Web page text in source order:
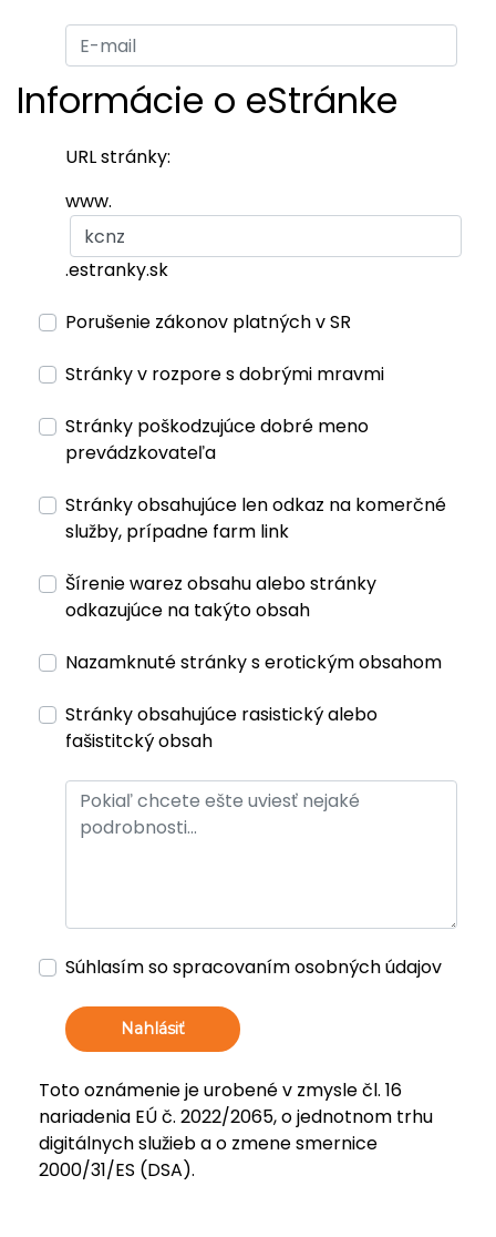
Informácie o eStránke
URL stránky:
www.
.estranky.sk
Porušenie zákonov platných v SR
Stránky v rozpore s dobrými mravmi
Stránky poškodzujúce dobré meno
prevádzkovateľa
Stránky obsahujúce len odkaz na komerčné
služby, prípadne farm link
Šírenie warez obsahu alebo stránky
odkazujúce na takýto obsah
Nazamknuté stránky s erotickým obsahom
Stránky obsahujúce rasistický alebo
fašistitcký obsah
Súhlasím so spracovaním osobných údajov
Nahlásiť
Toto oznámenie je urobené v zmysle čl. 16
nariadenia EÚ č. 2022/2065, o jednotnom trhu
digitálnych služieb a o zmene smernice
2000/31/ES (DSA).